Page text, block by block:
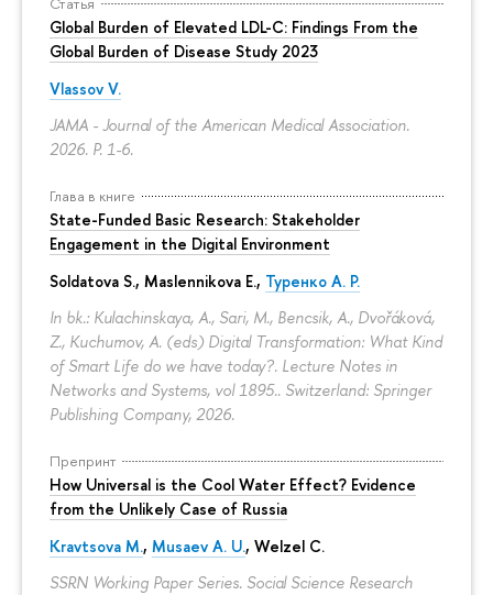
Global Burden of Elevated LDL-C: Findings From the
Global Burden of Disease Study 2023
Vlassov V.
JAMA - Journal of the American Medical Association.
2026. P. 1-6.
Глава в книге
State-Funded Basic Research: Stakeholder
Engagement in the Digital Environment
Soldatova S., Maslennikova E., Туренко А. Р.
In bk.: Kulachinskaya, A., Sari, M., Bencsik, A., Dvořáková,
Z., Kuchumov, A. (eds) Digital Transformation: What Kind
of Smart Life do we have today?. Lecture Notes in
Networks and Systems, vol 1895.. Switzerland: Springer
Publishing Company, 2026.
Препринт
How Universal is the Cool Water Effect? Evidence
from the Unlikely Case of Russia
Kravtsova M., Musaev A. U., Welzel C.
SSRN Working Paper Series. Social Science Research